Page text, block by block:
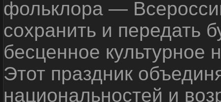
фольклора —
сохранить и передать
бесценное культурное
Этот праздник
национальностей и